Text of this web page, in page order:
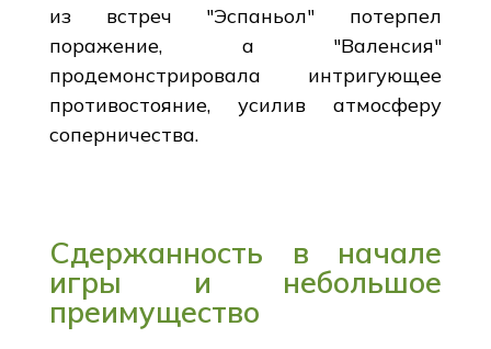
из встреч "Эспаньол" потерпел
поражение, а "Валенсия"
продемонстрировала интригующее
противостояние, усилив атмосферу
соперничества.
Сдержанность в начале
игры и небольшое
преимущество